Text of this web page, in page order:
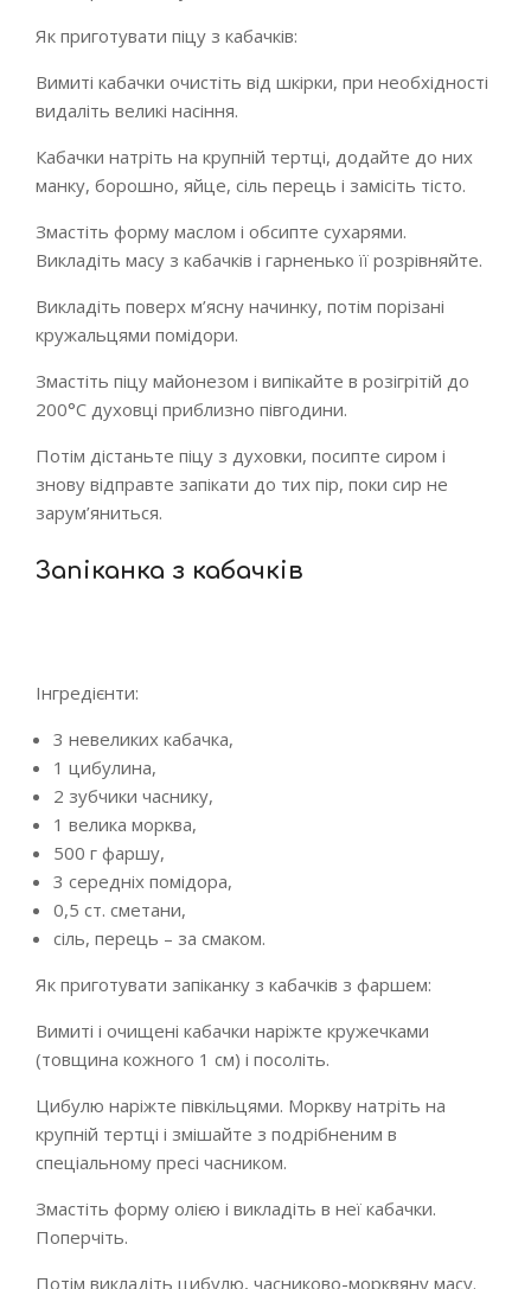
Як приготувати піцу з кабачків:
Вимиті кабачки очистіть від шкірки, при необхідності
видаліть великі насіння.
Кабачки натріть на крупній тертці, додайте до них
манку, борошно, яйце, сіль перець і замісіть тісто.
Змастіть форму маслом і обсипте сухарями.
Викладіть масу з кабачків і гарненько її розрівняйте.
Викладіть поверх м’ясну начинку, потім порізані
кружальцями помідори.
Змастіть піцу майонезом і випікайте в розігрітій до
200°С духовці приблизно півгодини.
Потім дістаньте піцу з духовки, посипте сиром і
знову відправте запікати до тих пір, поки сир не
зарум’яниться.
Запіканка з кабачків
Інгредієнти:
3 невеликих кабачка,
1 цибулина,
2 зубчики часнику,
1 велика морква,
500 г фаршу,
3 середніх помідора,
0,5 ст. сметани,
сіль, перець – за смаком.
Як приготувати запіканку з кабачків з фаршем:
Вимиті і очищені кабачки наріжте кружечками
(товщина кожного 1 см) і посоліть.
Цибулю наріжте півкільцями. Моркву натріть на
крупній тертці і змішайте з подрібненим в
спеціальному пресі часником.
Змастіть форму олією і викладіть в неї кабачки.
Поперчіть.
Потім викладіть цибулю, часниково-морквяну масу.